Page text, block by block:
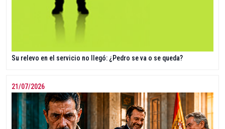
Su relevo en el servicio no llegó: ¿Pedro se va o se queda?
21/07/2026